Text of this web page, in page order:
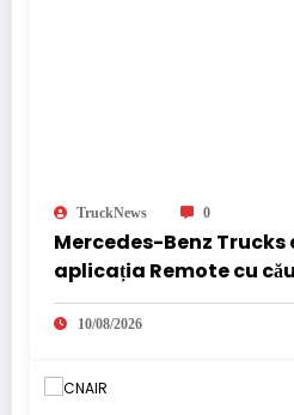
TruckNews 0
Mercedes-Benz Trucks
aplicația Remote cu
de parcare pentru
10/08/2026